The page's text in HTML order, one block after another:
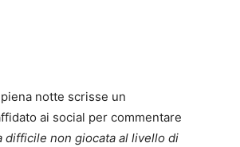
notte scrisse un
ai social per commentare
difficile non giocata al livello di